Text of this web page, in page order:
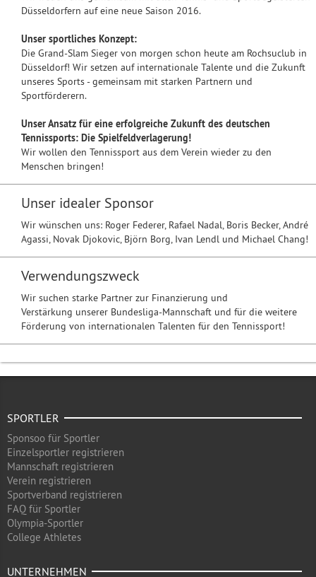
Düsseldorfern auf eine neue Saison 2016.
Unser sportliches Konzept:
Die Grand-Slam Sieger von morgen schon heute am Rochsuclub in
Düsseldorf! Wir setzen auf internationale Talente und die Zukunft
unseres Sports - gemeinsam mit starken Partnern und
Sportförderern.
Unser Ansatz für eine erfolgreiche Zukunft des deutschen
Tennissports: Die Spielfeldverlagerung!
Wir wollen den Tennissport aus dem Verein wieder zu den
Menschen bringen!
Unser idealer Sponsor
Wir wünschen uns: Roger Federer, Rafael Nadal, Boris Becker, André
Agassi, Novak Djokovic, Björn Borg, Ivan Lendl und Michael Chang!
Verwendungszweck
Wir suchen starke Partner zur Finanzierung und
Verstärkung unserer Bundesliga-Mannschaft und für die weitere
Förderung von internationalen Talenten für den Tennissport!
SPORTLER
Sponsoo für Sportler
Einzelsportler registrieren
Mannschaft registrieren
Verein registrieren
Sportverband registrieren
FAQ für Sportler
Olympia-Sportler
College Athletes
UNTERNEHMEN